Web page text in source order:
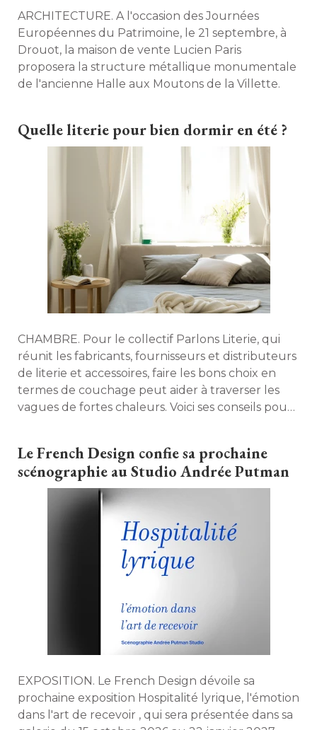
ARCHITECTURE. A l'occasion des Journées
Européennes du Patrimoine, le 21 septembre, à
Drouot, la maison de vente Lucien Paris
proposera la structure métallique monumentale
de l'ancienne Halle aux Moutons de la Villette.
Quelle literie pour bien dormir en été ?
CHAMBRE. Pour le collectif Parlons Literie, qui
réunit les fabricants, fournisseurs et distributeurs
de literie et accessoires, faire les bons choix en
termes de couchage peut aider à traverser les
vagues de fortes chaleurs. Voici ses conseils pour
Le French Design confie sa prochaine
scénographie au Studio Andrée Putman
EXPOSITION. Le French Design dévoile sa
prochaine exposition Hospitalité lyrique, l'émotion
dans l'art de recevoir , qui sera présentée dans sa